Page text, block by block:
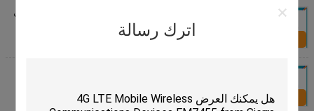
اترك رسالة
اتصل بنا